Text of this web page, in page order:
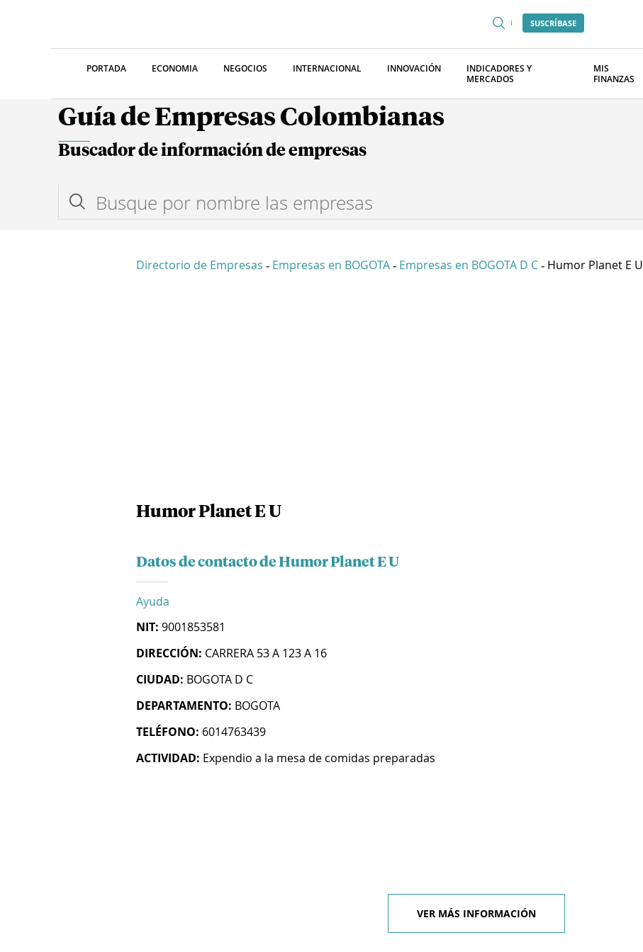
SUSCRÍBASE
PORTADA ECONOMIA NEGOCIOS INTERNACIONAL INNOVACIÓN
INDICADORES Y
MERCADOS
MIS
FINANZAS
Guía de Empresas Colombianas
Buscador de información de empresas
Directorio de Empresas - Empresas en BOGOTA - Empresas en BOGOTA D C - Humor Planet E U
Humor Planet E U
Datos de contacto de Humor Planet E U
Ayuda
NIT: 9001853581
DIRECCIÓN: CARRERA 53 A 123 A 16
CIUDAD: BOGOTA D C
DEPARTAMENTO: BOGOTA
TELÉFONO: 6014763439
ACTIVIDAD: Expendio a la mesa de comidas preparadas
VER MÁS INFORMACIÓN